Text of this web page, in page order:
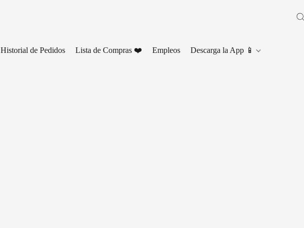
Historial de Pedidos Lista de Compras ❤️ Empleos Descarga la App 📱